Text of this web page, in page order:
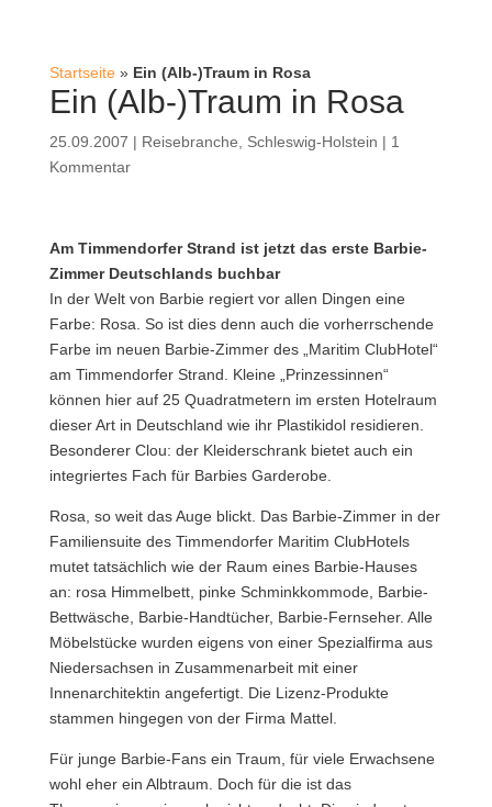
Startseite» Ein (Alb-)Traum in Rosa
Ein (Alb-)Traum in Rosa
25.09.2007 | Reisebranche Schleswig-Holstein | 1
Kommentar
Am Timmendorfer Strand ist jetzt das erste Barbie-
Zimmer Deutschlands buchbar
In der Welt von Barbie regiert vor allen Dingen eine
Farbe: Rosa. So ist dies denn auch die vorherrschende
Farbe im neuen Barbie-Zimmer des „Maritim ClubHotel“
am Timmendorfer Strand. Kleine „Prinzessinnen“
können hier auf 25 Quadratmetern im ersten Hotelraum
dieser Art in Deutschland wie ihr Plastikidol residieren.
Besonderer Clou: der Kleiderschrank bietet auch ein
integriertes Fach für Barbies Garderobe.
Rosa, so weit das Auge blickt. Das Barbie-Zimmer in der
Familiensuite des Timmendorfer Maritim ClubHotels
mutet tatsächlich wie der Raum eines Barbie-Hauses
an: rosa Himmelbett, pinke Schminkkommode, Barbie-
Bettwäsche, Barbie-Handtücher, Barbie-Fernseher. Alle
Möbelstücke wurden eigens von einer Spezialfirma aus
Niedersachsen in Zusammenarbeit mit einer
Innenarchitektin angefertigt. Die Lizenz-Produkte
stammen hingegen von der Firma Mattel.
Für junge Barbie-Fans ein Traum, für viele Erwachsene
wohl eher ein Albtraum. Doch für die ist das